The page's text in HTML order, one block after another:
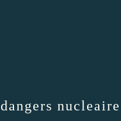
dangers